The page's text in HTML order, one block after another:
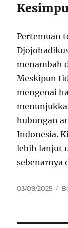
Pertemuan
menambah
Meskipun
mengenai
hubungan
Indonesia.
lebih lanjut
sebenarnya
Posted
03/09/2025